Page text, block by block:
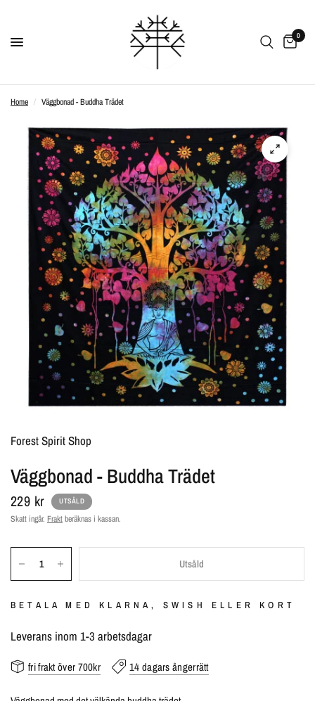
0
Home / Väggbonad - Buddha Trädet
Forest Spirit Shop
Väggbonad - Buddha Trädet
229 kr UTSÅLD
Skatt ingår. Fraktberäknas i kassan.
Utsåld
BETALA MED KLARNA, SWISH ELLER KORT
Leverans inom 1-3 arbetsdagar
fri frakt över 700kr 14 dagars ångerrätt